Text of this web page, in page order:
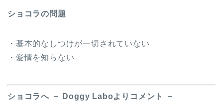
ショコラの問題
・基本的なしつけが一切されていない
・愛情を知らない
ショコラへ － Doggy Laboよりコメント －